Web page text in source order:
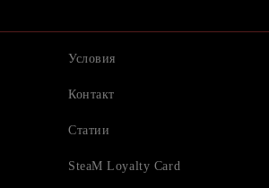
Условия
Контакт
Статии
SteaM Loyalty Card